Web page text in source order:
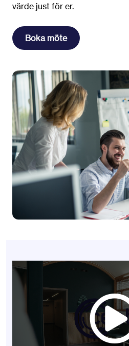
värde just för er.
Boka möte